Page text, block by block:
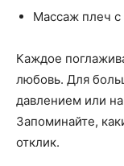
Массаж плеч с
Каждое
любовь. Для
давлением или
Запоминайте,
отклик.